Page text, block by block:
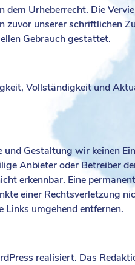
dem Urheberrecht. Die
zuvor unserer schriftlichen
Gebrauch gestattet.
Vollständigkeit und
Gestaltung wir keinen
Anbieter oder Betreiber
erkennbar. Eine
einer Rechtsverletzung
umgehend entfernen.
realisiert. Das